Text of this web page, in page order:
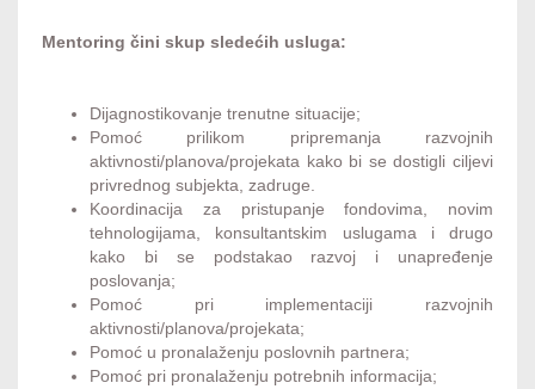
Mentoring čini skup sledećih usluga:
Dijagnostikovanje trenutne situacije;
Pomoć prilikom pripremanja razvojnih
aktivnosti/planova/projekata kako bi se dostigli ciljevi
privrednog subjekta, zadruge.
Koordinacija za pristupanje fondovima, novim
tehnologijama, konsultantskim uslugama i drugo
kako bi se podstakao razvoj i unapređenje
poslovanja;
Pomoć pri implementaciji razvojnih
aktivnosti/planova/projekata;
Pomoć u pronalaženju poslovnih partnera;
Pomoć pri pronalaženju potrebnih informacija;